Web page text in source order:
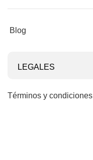
Blog
LEGALES
Términos y condiciones